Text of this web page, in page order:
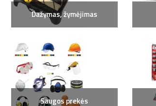
Dažymas, žymėjimas
Saugos prekės